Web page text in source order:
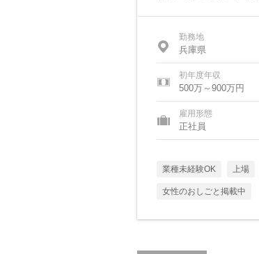
勤務地
兵庫県
初年度年収
500万～900万円
雇用形態
正社員
業種未経験OK 上場
女性のおしごと掲載中